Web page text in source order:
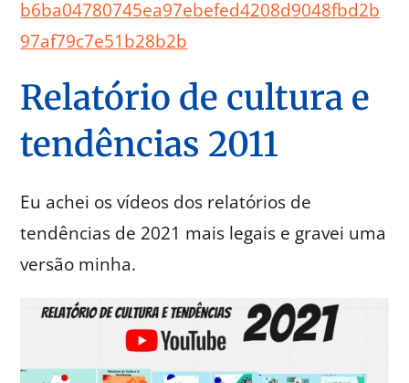
b6ba04780745ea97ebefed4208d9048fbd2b
97af79c7e51b28b2b
Relatório de cultura e
tendências 2011
Eu achei os vídeos dos relatórios de
tendências de 2021 mais legais e gravei uma
versão minha.